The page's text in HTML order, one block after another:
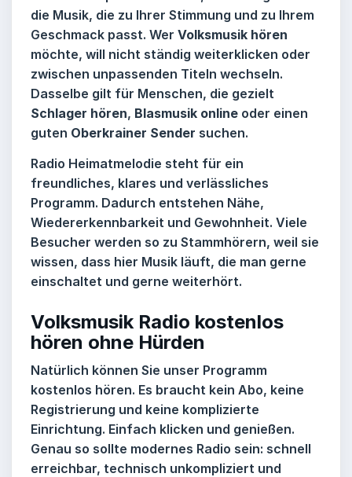
die Musik, die zu Ihrer Stimmung und zu Ihrem
Geschmack passt. Wer Volksmusik hören
möchte, will nicht ständig weiterklicken oder
zwischen unpassenden Titeln wechseln.
Dasselbe gilt für Menschen, die gezielt
Schlager hören, Blasmusik online oder einen
guten Oberkrainer Sender suchen.
Radio Heimatmelodie steht für ein
freundliches, klares und verlässliches
Programm. Dadurch entstehen Nähe,
Wiedererkennbarkeit und Gewohnheit. Viele
Besucher werden so zu Stammhörern, weil sie
wissen, dass hier Musik läuft, die man gerne
einschaltet und gerne weiterhört.
Volksmusik Radio kostenlos
hören ohne Hürden
Natürlich können Sie unser Programm
kostenlos hören. Es braucht kein Abo, keine
Registrierung und keine komplizierte
Einrichtung. Einfach klicken und genießen.
Genau so sollte modernes Radio sein: schnell
erreichbar, technisch unkompliziert und